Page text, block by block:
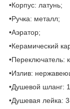
•Корпус: латунь;
•Ручка: металл;
•Аэратор;
•Керамический
•Переключатель:
•Излив:
•Душевой шланг:
•Душевая лейка: